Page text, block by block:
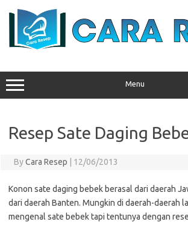
Menu
Resep Sate Daging
ByCara Resep 12/06/2013
Konon sate daging bebek berasal dari daerah
dari daerah Banten. Mungkin di daerah-daerah
mengenal sate bebek tapi tentunya dengan